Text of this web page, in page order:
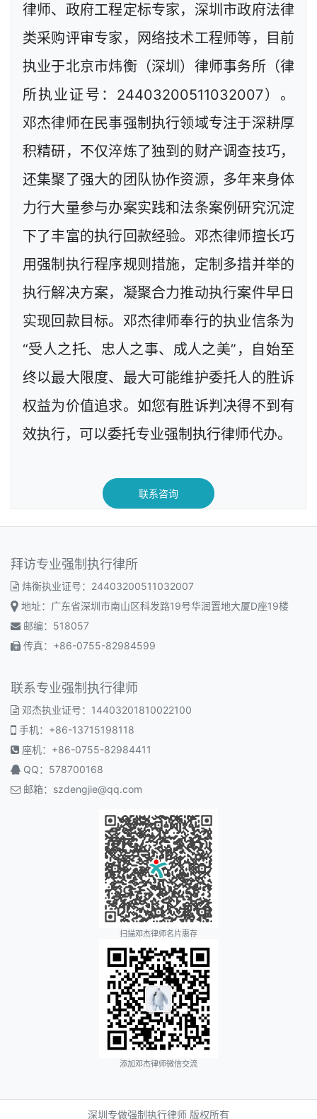
律师、政府工程定标专家，深圳市政府法律
类采购评审专家，网络技术工程师等，目前
执业于北京市炜衡（深圳）律师事务所（律
所执业证号：24403200511032007）。
邓杰律师在民事强制执行领域专注于深耕厚
积精研，不仅淬炼了独到的财产调查技巧，
还集聚了强大的团队协作资源，多年来身体
力行大量参与办案实践和法条案例研究沉淀
下了丰富的执行回款经验。邓杰律师擅长巧
用强制执行程序规则措施，定制多措并举的
执行解决方案，凝聚合力推动执行案件早日
实现回款目标。邓杰律师奉行的执业信条为
“受人之托、忠人之事、成人之美”，自始至
终以最大限度、最大可能维护委托人的胜诉
权益为价值追求。如您有胜诉判决得不到有
效执行，可以委托专业强制执行律师代办。
联系咨询
拜访专业强制执行律所
炜衡执业证号：24403200511032007
地址：广东省深圳市南山区科发路19号华润置地大厦D座19楼
邮编：518057
传真：+86-0755-82984599
联系专业强制执行律师
邓杰执业证号：14403201810022100
手机：+86-13715198118
座机：+86-0755-82984411
QQ：578700168
邮箱： szdengjie@qq.com
扫描邓杰律师名片惠存
添加邓杰律师微信交流
深圳专做强制执行律师 版权所有